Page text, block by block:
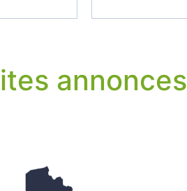
annonces